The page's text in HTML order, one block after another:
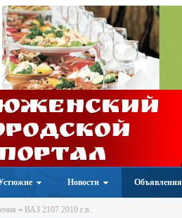
Новости Объявления
ВАЗ 2107 2010 г.в.